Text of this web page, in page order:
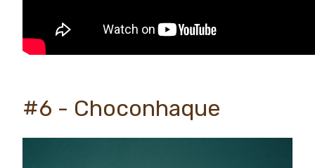
#6 - Choconhaque